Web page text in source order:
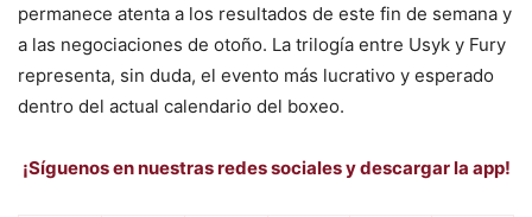
permanece atenta a los resultados de este fin de semana y
a las negociaciones de otoño. La trilogía entre Usyk y Fury
representa, sin duda, el evento más lucrativo y esperado
dentro del actual calendario del boxeo.
¡Síguenos en nuestras redes sociales y descargar la app!